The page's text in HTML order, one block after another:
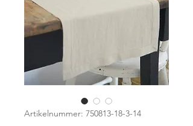
Artikelnummer: 750813-18-3-14